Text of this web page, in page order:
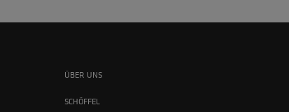
ÜBER UNS
SCHÖFFEL